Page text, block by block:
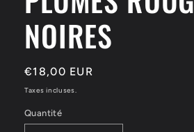
NOIRES
Prix
habituel
€18,00 EUR
Taxes incluses.
Quantité